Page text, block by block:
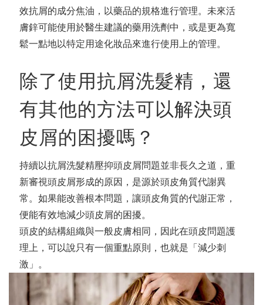
效抗屑的成分焦油，以藥品的規格進行管理。未來活
膚鋅可能使用於醫生建議的藥用洗劑中，或是更為寬
鬆一點地以特定用途化妝品來進行使用上的管理。
除了使用抗屑洗髮精，還
有其他的方法可以解決頭
皮屑的困擾嗎？
持續以抗屑洗髮精壓抑頭皮屑問題並非長久之道，重
新審視頭皮屑形成的原因，是源於頭皮角質代謝異
常。如果能改善根本問題，讓頭皮角質的代謝正常，
便能有效地減少頭皮屑的困擾。
頭皮的結構組織與一般皮膚相同，因此在頭皮問題護
理上，可以說只有一個重點原則，也就是「減少刺
激」。